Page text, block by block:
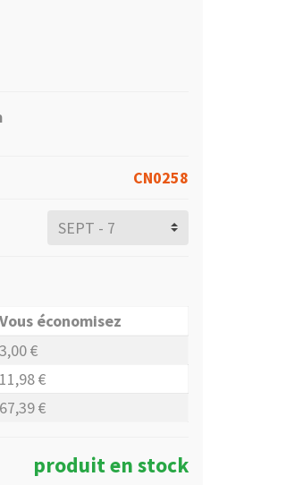
CN0258
Vous économisez
3,00 €
11,98 €
67,39 €
produit en stock